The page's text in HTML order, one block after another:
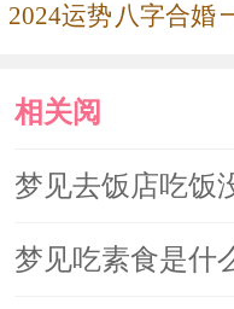
2024运势 八字合婚
相关阅
读
梦见去饭店吃饭
梦见吃素食是什